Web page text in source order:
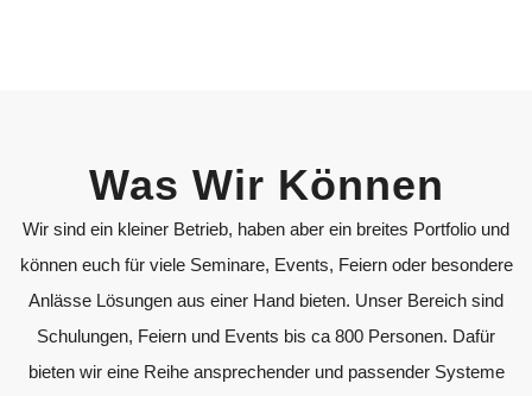
Was Wir Können
Wir sind ein kleiner Betrieb, haben aber ein breites Portfolio und
können euch für viele Seminare, Events, Feiern oder besondere
Anlässe Lösungen aus einer Hand bieten. Unser Bereich sind
Schulungen, Feiern und Events bis ca 800 Personen. Dafür
bieten wir eine Reihe ansprechender und passender Systeme